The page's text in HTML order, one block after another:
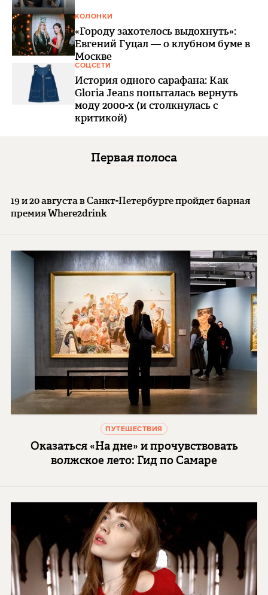
КОЛОНКИ
«Городу захотелось выдохнуть»:
Евгений Гуцал — о клубном буме в
Москве
СОЦСЕТИ
История одного сарафана: Как
Gloria Jeans попыталась вернуть
моду 2000-х (и столкнулась с
критикой)
Первая полоса
19 и 20 августа в Санкт-Петербурге пройдет барная
премия Where2drink
ПУТЕШЕСТВИЯ
Оказаться «На дне» и прочувствовать
волжское лето: Гид по Самаре